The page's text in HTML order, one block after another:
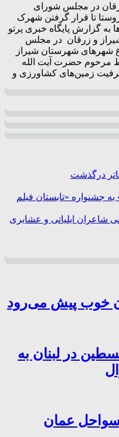
در مجلس شورای
تا قرار گرفتن شهرک
گزارش پایگاه خبری پرتو
و زرقان در مجلس
شهرهای شهرستان شیراز
مرحوم حضرت آیت الله
زمین‌های کشاورزی و
درگذشت
به جشنواره «تابستان فیلم
شاعران ایلیاتی و عشایری
خوب پیش می‌رود
در لبنان به
سواحل عمان